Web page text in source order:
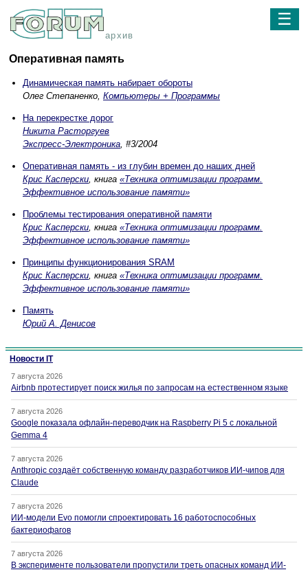
архив
☰
Оперативная память
Динамическая память набирает обороты
Олег Степаненко, Компьютеры + Программы
На перекрестке дорог
Никита Расторгуев
Экспресс-Электроника, #3/2004
Оперативная память - из глубин времен до наших дней
Крис Касперски, книга «Техника оптимизации программ.
Эффективное использование памяти»
Проблемы тестирования оперативной памяти
Крис Касперски, книга «Техника оптимизации программ.
Эффективное использование памяти»
Принципы функционирования SRAM
Крис Касперски, книга «Техника оптимизации программ.
Эффективное использование памяти»
Память
Юрий А. Денисов
Новости IT
7 августа 2026
Airbnb протестирует поиск жилья по запросам на естественном языке
7 августа 2026
Google показала офлайн-переводчик на Raspberry Pi 5 с локальной
Gemma 4
7 августа 2026
Anthropic создаёт собственную команду разработчиков ИИ-чипов для
Claude
7 августа 2026
ИИ-модели Evo помогли спроектировать 16 работоспособных
бактериофагов
7 августа 2026
В эксперименте пользователи пропустили треть опасных команд ИИ-